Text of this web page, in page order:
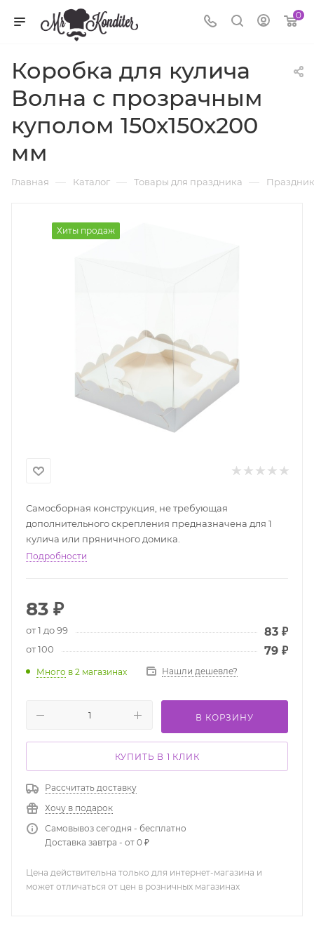
0
Коробка для кулича
Волна с прозрачным
куполом 150х150х200
мм
Главная — Каталог — Товары для праздника —
Хиты продаж
Самосборная конструкция, не требующая
дополнительного скрепления предназначена для 1
кулича или пряничного домика.
Подробности
83 ₽
от 1 до 99 83 ₽
от 100 79 ₽
Много в 2 магазинах Нашли дешевле?
В КОРЗИНУ
КУПИТЬ В 1 КЛИК
Рассчитать доставку
Хочу в подарок
Самовывоз сегодня - бесплатно
Доставка завтра - от 0 ₽
Цена действительна только для интернет-магазина и
может отличаться от цен в розничных магазинах